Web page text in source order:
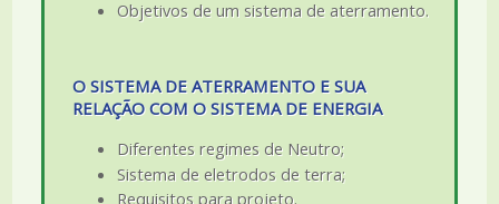
Objetivos de um sistema de aterramento.
O SISTEMA DE ATERRAMENTO E SUA
RELAÇÃO COM O SISTEMA DE ENERGIA
Diferentes regimes de Neutro;
Sistema de eletrodos de terra;
Requisitos para projeto.